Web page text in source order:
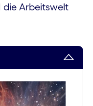
die Arbeitswelt